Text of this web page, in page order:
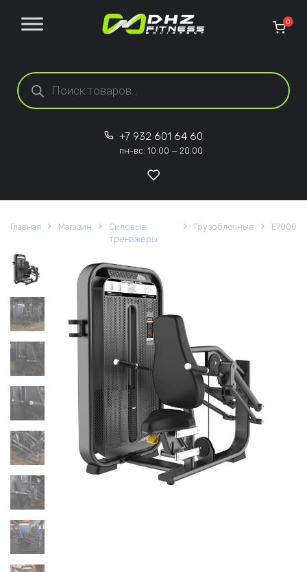
Поиск товаров
0
+7 932 601 64 60
пн-вс: 10:00 — 20:00
Главная Магазин
Силовые
тренажеры
Грузоблочные E7000